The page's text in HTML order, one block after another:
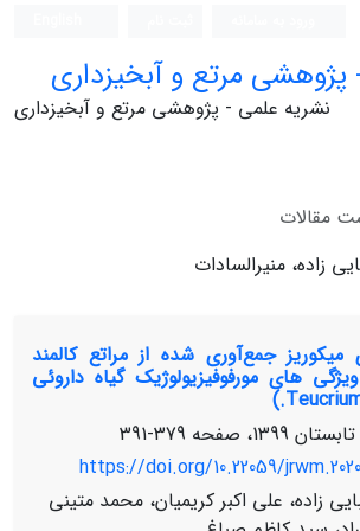
مرتع و آبخیزداری
نشریه علمی - پژوهشی مرتع و آبخیزداری
مقالات
زاده، منیرالسادات
میکوریز جمع‌آوری شده از مراتع کالمند
های مورفوفیزیولوژیک گیاه داروئی
379-391
https://doi.org/10.22059/
زاده، علی اکبر کریمیان، محمد متینی